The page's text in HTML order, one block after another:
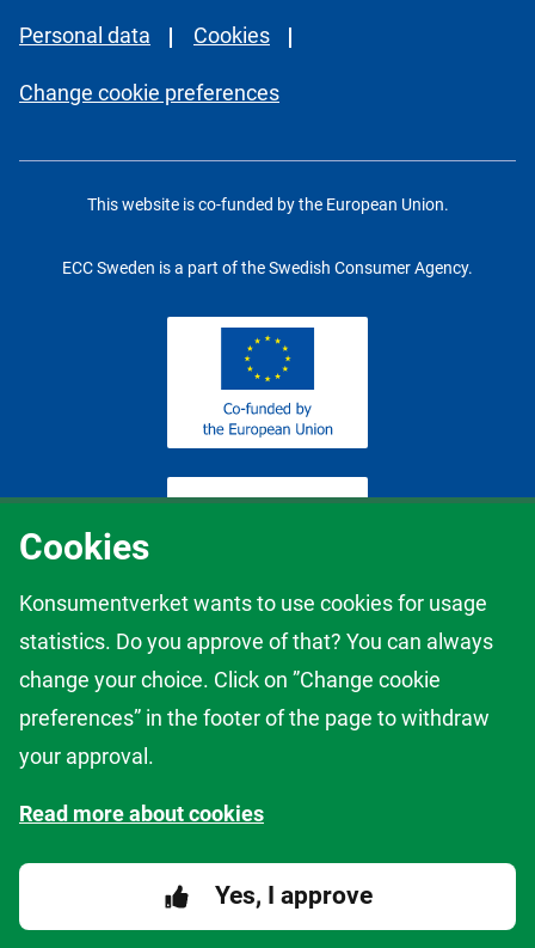
Cookies
Konsumentverket wants to use cookies for usage
statistics. Do you approve of that? You can always
change your choice. Click on ”Change cookie
preferences” in the footer of the page to withdraw
your approval.
Read more about cookies
Yes, I approve
Personal data Cookies
Change cookie preferences
This website is co-funded by the European Union.
ECC Sweden is a part of the Swedish Consumer Agency.
The content of this website represents the views of the author only
and it is his/her sole responsibility; it cannot be considered to reflect
the views of the European Commission and/or the European
Executive Agency (EISMEA) or any other body of the European
any responsibility for use that may be made of the information it